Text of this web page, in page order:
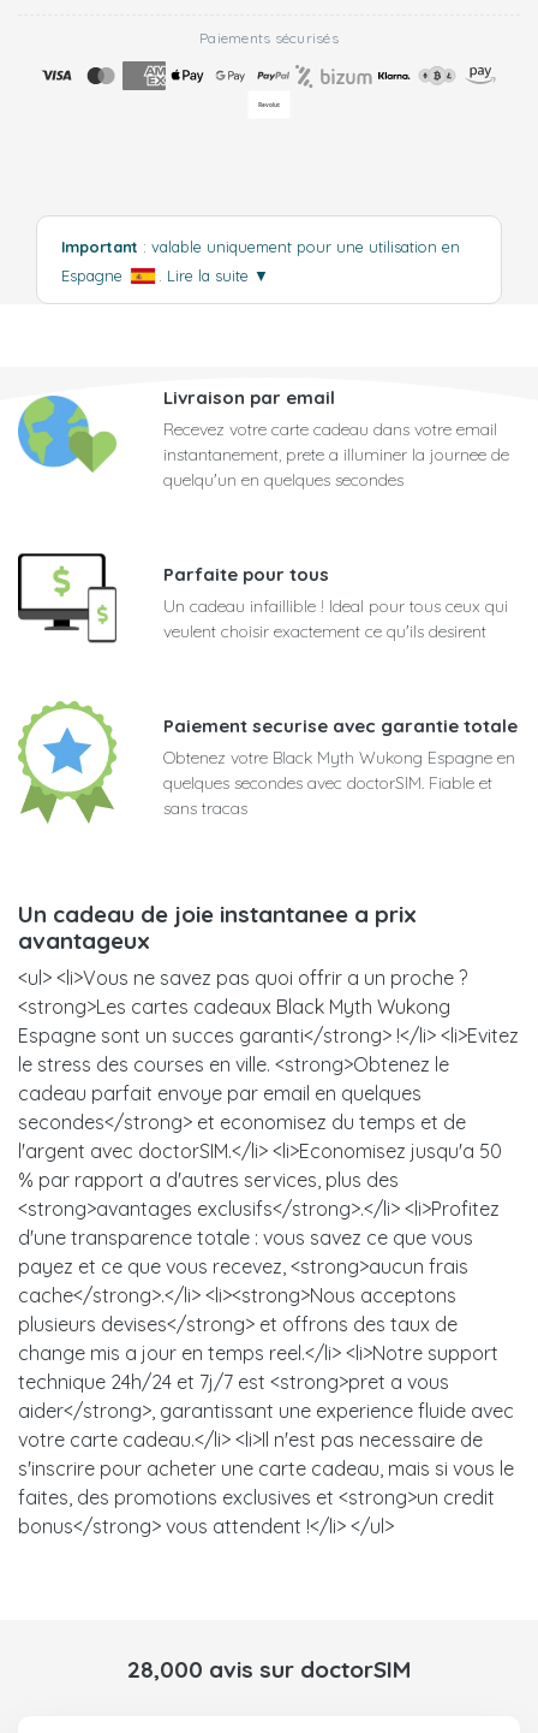
Paiements sécurisés
Important : valable uniquement pour une utilisation en
Espagne
. Lire la suite ▼
Livraison par email
Recevez votre carte cadeau dans votre email
instantanement, prete a illuminer la journee de
quelqu'un en quelques secondes
Parfaite pour tous
Un cadeau infaillible ! Ideal pour tous ceux qui
veulent choisir exactement ce qu'ils desirent
Paiement securise avec garantie totale
Obtenez votre Black Myth Wukong Espagne en
quelques secondes avec doctorSIM. Fiable et
sans tracas
Un cadeau de joie instantanee a prix
avantageux
<ul> <li>Vous ne savez pas quoi offrir a un proche ?
<strong>Les cartes cadeaux Black Myth Wukong
Espagne sont un succes garanti</strong> !</li> <li>Evitez
le stress des courses en ville. <strong>Obtenez le
cadeau parfait envoye par email en quelques
secondes</strong> et economisez du temps et de
l'argent avec doctorSIM.</li> <li>Economisez jusqu'a 50
% par rapport a d'autres services, plus des
<strong>avantages exclusifs</strong>.</li> <li>Profitez
d'une transparence totale : vous savez ce que vous
payez et ce que vous recevez, <strong>aucun frais
cache</strong>.</li> <li><strong>Nous acceptons
plusieurs devises</strong> et offrons des taux de
change mis a jour en temps reel.</li> <li>Notre support
technique 24h/24 et 7j/7 est <strong>pret a vous
aider</strong>, garantissant une experience fluide avec
votre carte cadeau.</li> <li>Il n'est pas necessaire de
s'inscrire pour acheter une carte cadeau, mais si vous le
faites, des promotions exclusives et <strong>un credit
bonus</strong> vous attendent !</li> </ul>
28,000 avis sur doctorSIM